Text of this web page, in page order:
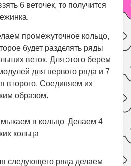
6 веточек, то получится
промежуточное кольцо,
будет разделять ряды
веток. Для этого берем
для первого ряда и 7
второго. Соединяем их
образом.
в кольцо. Делаем 4
кольца
следующего ряда делаем